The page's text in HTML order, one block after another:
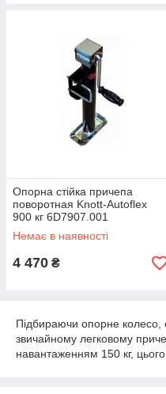
Опорна стійка причепа
поворотная Knott-Autoflex
900 кг 6D7907.001
Немає в наявності
4 470 ₴
Підбираючи опорне колесо,
звичайному легковому
навантаженням 150 кг,